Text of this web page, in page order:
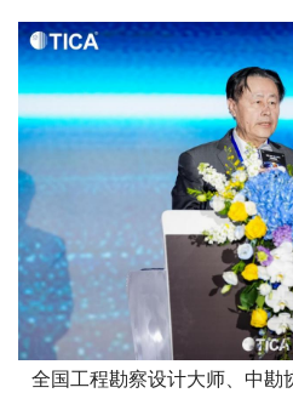
全国工程勘察设计大师、中勘